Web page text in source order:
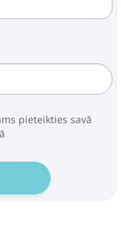
pieteikties savā